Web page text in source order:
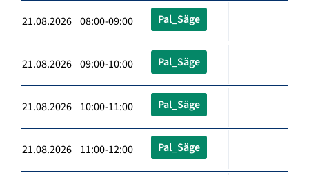
21.08.2026 08:00-09:00 Pal_Säge
21.08.2026 09:00-10:00 Pal_Säge
21.08.2026 10:00-11:00 Pal_Säge
21.08.2026 11:00-12:00 Pal_Säge